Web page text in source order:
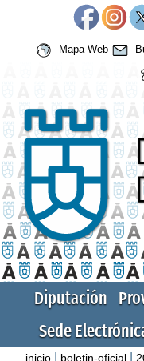
Mapa Web
Diputación
Sede
inicio boletin-oficial